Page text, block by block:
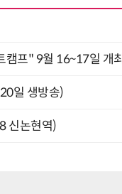
프" 9월 16~17일 개최
일 생방송)
신논현역)